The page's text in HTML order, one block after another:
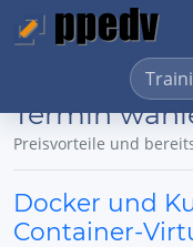
Termin
Preisvorteile und
Docker und
Container-